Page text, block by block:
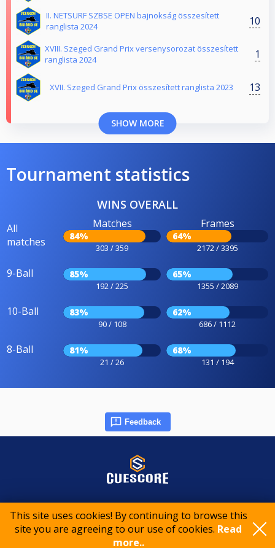
This site uses cookies! By continuing to browse this
site you are agreeing to our use of cookies. Read
more..
II. NETSURF SZBSE OPEN bajnokság összesített
ranglista 2024
10
XVIII. Szeged Grand Prix versenysorozat összesített
ranglista 2024
1
XVII. Szeged Grand Prix összesített ranglista 2023 13
SHOW MORE
Tournament statistics
WINS OVERALL
All
matches
Matches
84%
303 / 359
Frames
64%
2172 / 3395
9-Ball 85%
192 / 225
65%
1355 / 2089
10-Ball 83%
90 / 108
62%
686 / 1112
8-Ball 81%
21 / 26
68%
131 / 194
Feedback
© 2015-2026 CueScore International
Privacy policy